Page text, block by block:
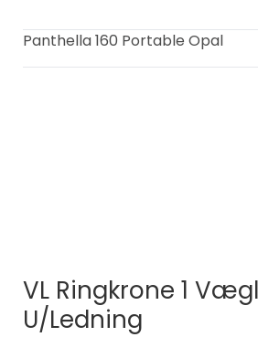
Panthella 160 Portable Opal
VL Ringkrone 1
U/Ledning